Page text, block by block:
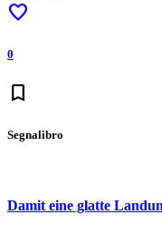
favorite
0
bookmark
Segnalibro
Damit eine glatte